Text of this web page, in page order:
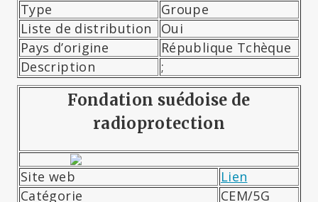
Type
Groupe
Liste de distribution
Oui
Pays d’origine
République Tchèque
Description
;
Fondation suédoise de
radioprotection
Site web
Lien
Catégorie
CEM/5G